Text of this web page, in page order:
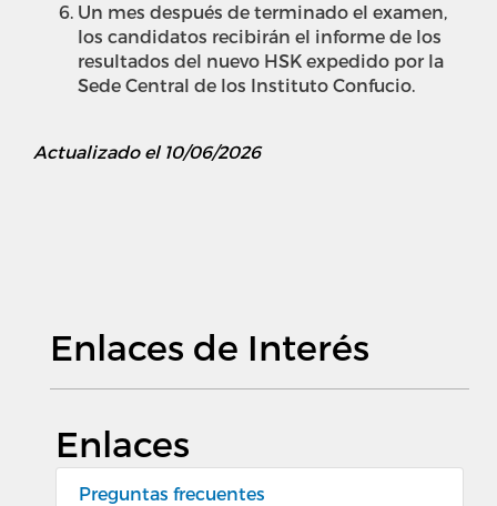
Un mes después de terminado el examen,
los candidatos recibirán el informe de los
resultados del nuevo HSK expedido por la
Sede Central de los Instituto Confucio.
Actualizado el 10/06/2026
Enlaces de Interés
Enlaces
Preguntas frecuentes